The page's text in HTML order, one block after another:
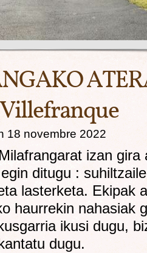
18 novembre 2022
izan gira
ditugu :
lasterketa. Ekipak
haurrekin nahasiak
ikusi dugu,
dugu.